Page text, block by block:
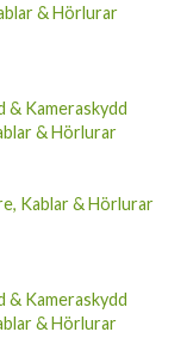
& Hörlurar
& Kameraskydd
& Hörlurar
Kablar & Hörlurar
& Kameraskydd
& Hörlurar